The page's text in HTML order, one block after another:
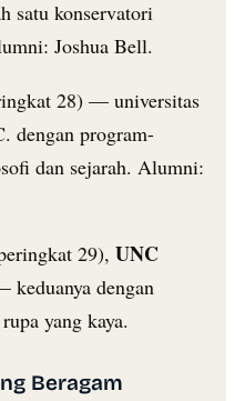
satu konservatori
Joshua Bell.
28) — universitas
dengan program-
dan sejarah. Alumni:
29), UNC
dengan
yang kaya.
Beragam